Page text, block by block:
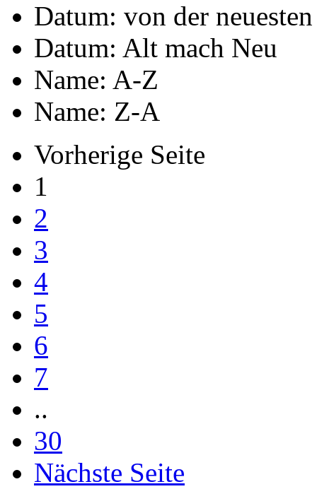
Datum: von der neuesten
Datum: Alt mach Neu
Name: A-Z
Name: Z-A
Vorherige Seite
1
2
3
4
5
6
7
..
30
Nächste Seite